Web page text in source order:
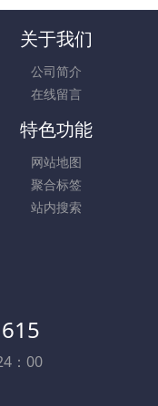
关于我们
公司简介
在线留言
特色功能
网站地图
聚合标签
站内搜索
：00